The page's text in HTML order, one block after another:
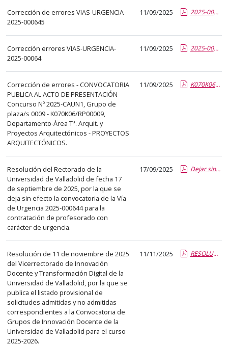
anuncio,
segunda
fecha
de
publicación,
en
la
columna
el
enlace
que
abre
un
PDF
con
el
detalle
del
anuncio
completo.
Corrección de errores VIAS-URGENCIA-
2025-000645
11/09/2025 2025-000645 Error área y departamento.pdf.pdf
Corrección errores VIAS-URGENCIA-
2025-00064
11/09/2025 2025-000644 Error área y departamento.pdf.pdf
Corrección de errores - CONVOCATORIA
PUBLICA AL ACTO DE PRESENTACIÓN
Concurso Nº 2025-CAUN1, Grupo de
plaza/s 0009 - K070K06/RP00009,
Departamento-Área Tª. Arquit. y
Proyectos Arquitectónicos - PROYECTOS
ARQUITECTÓNICOS.
11/09/2025 K070K06RP00009 - CorrecciónErrores-CONVOCOTORIA ASPIRANTES-fdo.pdf.pdf
Resolución del Rectorado de la
Universidad de Valladolid de fecha 17
de septiembre de 2025, por la que se
deja sin efecto la convocatoria de la Vía
de Urgencia 2025-000644 para la
contratación de profesorado con
carácter de urgencia.
17/09/2025 Dejar sin efecto Via Urgencia 2025-000644.pdf.pdf
Resolución de 11 de noviembre de 2025
del Vicerrectorado de Innovación
Docente y Transformación Digital de la
Universidad de Valladolid, por la que se
publica el listado provisional de
solicitudes admitidas y no admitidas
correspondientes a la Convocatoria de
Grupos de Innovación Docente de la
Universidad de Valladolid para el curso
2025-2026.
11/11/2025 RESOLUCIÓN PROVISIONAL DE SOLICITUDES GID 25-26.pdf.pdf